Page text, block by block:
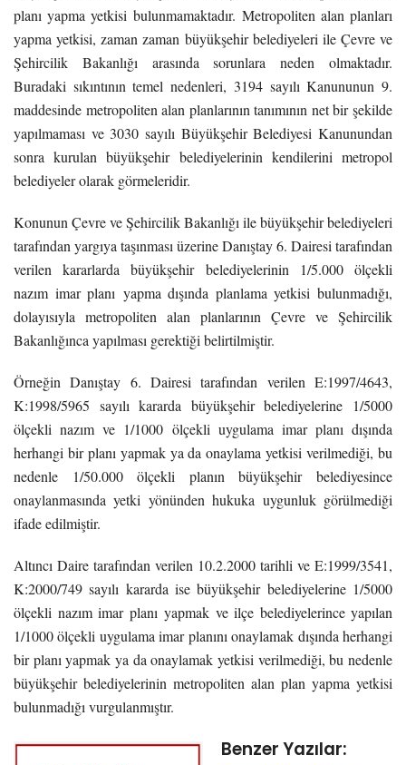
planı yapma yetkisi bulunmamaktadır. Metropoliten alan planları
yapma yetkisi, zaman zaman büyükşehir belediyeleri ile Çevre ve
Şehircilik Bakanlığı arasında sorunlara neden olmaktadır.
Buradaki sıkıntının temel nedenleri, 3194 sayılı Kanununun 9.
maddesinde metropoliten alan planlarının tanımının net bir şekilde
yapılmaması ve 3030 sayılı Büyükşehir Belediyesi Kanunundan
sonra kurulan büyükşehir belediyelerinin kendilerini metropol
belediyeler olarak görmeleridir.
Konunun Çevre ve Şehircilik Bakanlığı ile büyükşehir belediyeleri
tarafından yargıya taşınması üzerine Danıştay 6. Dairesi tarafından
verilen kararlarda büyükşehir belediyelerinin 1/5.000 ölçekli
nazım imar planı yapma dışında planlama yetkisi bulunmadığı,
dolayısıyla metropoliten alan planlarının Çevre ve Şehircilik
Bakanlığınca yapılması gerektiği belirtilmiştir.
Örneğin Danıştay 6. Dairesi tarafından verilen E:1997/4643,
K:1998/5965 sayılı kararda büyükşehir belediyelerine 1/5000
ölçekli nazım ve 1/1000 ölçekli uygulama imar planı dışında
herhangi bir planı yapmak ya da onaylama yetkisi verilmediği, bu
nedenle 1/50.000 ölçekli planın büyükşehir belediyesince
onaylanmasında yetki yönünden hukuka uygunluk görülmediği
ifade edilmiştir.
Altıncı Daire tarafından verilen 10.2.2000 tarihli ve E:1999/3541,
K:2000/749 sayılı kararda ise büyükşehir belediyelerine 1/5000
ölçekli nazım imar planı yapmak ve ilçe belediyelerince yapılan
1/1000 ölçekli uygulama imar planını onaylamak dışında herhangi
bir planı yapmak ya da onaylamak yetkisi verilmediği, bu nedenle
büyükşehir belediyelerinin metropoliten alan plan yapma yetkisi
bulunmadığı vurgulanmıştır.
Benzer Yazılar: